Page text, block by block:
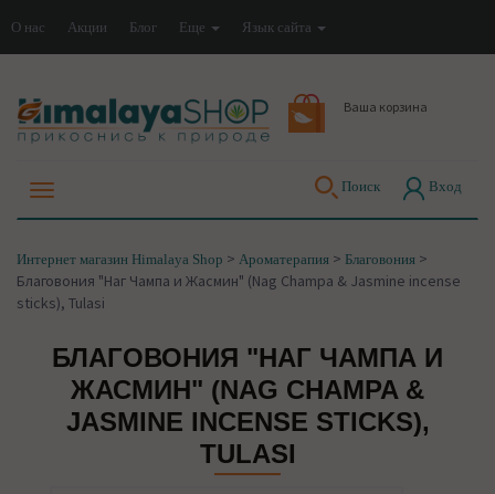
О нас Акции Блог Еще Язык сайта
Ваша корзина
Поиск Вход
Интернет магазин Himalaya Shop > Ароматерапия > Благовония >
Благовония "Наг Чампа и Жасмин" (Nag Champa & Jasmine incense
sticks), Tulasi
БЛАГОВОНИЯ "НАГ ЧАМПА И
ЖАСМИН" (NAG CHAMPA &
JASMINE INCENSE STICKS),
TULASI